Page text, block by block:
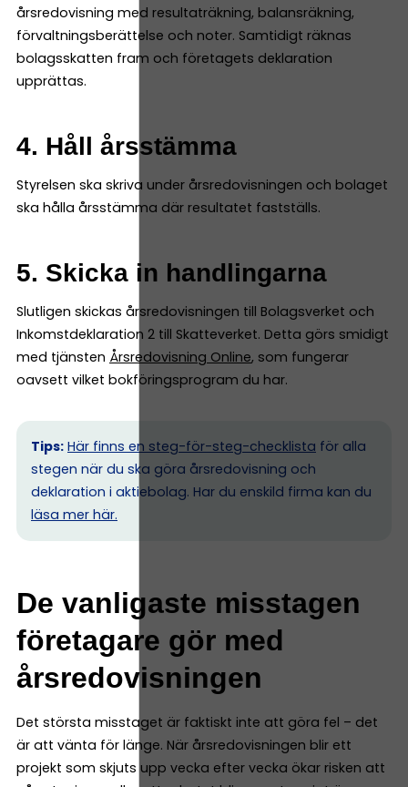
årsredovisning med resultaträkning, balansräkning,
förvaltningsberättelse och noter. Samtidigt räknas
bolagsskatten fram och företagets deklaration
upprättas.
4. Håll årsstämma
Styrelsen ska skriva under årsredovisningen och bolaget
ska hålla årsstämma där resultatet fastställs.
5. Skicka in handlingarna
Slutligen skickas årsredovisningen till Bolagsverket och
Inkomstdeklaration 2 till Skatteverket. Detta görs smidigt
med tjänsten Årsredovisning Online, som fungerar
oavsett vilket bokföringsprogram du har.
Tips: Här finns en steg-för-steg-checklista för alla
stegen när du ska göra årsredovisning och
deklaration i aktiebolag. Har du enskild firma kan du
läsa mer här.
De vanligaste misstagen
företagare gör med
årsredovisningen
Det största misstaget är faktiskt inte att göra fel – det
är att vänta för länge. När årsredovisningen blir ett
projekt som skjuts upp vecka efter vecka ökar risken att